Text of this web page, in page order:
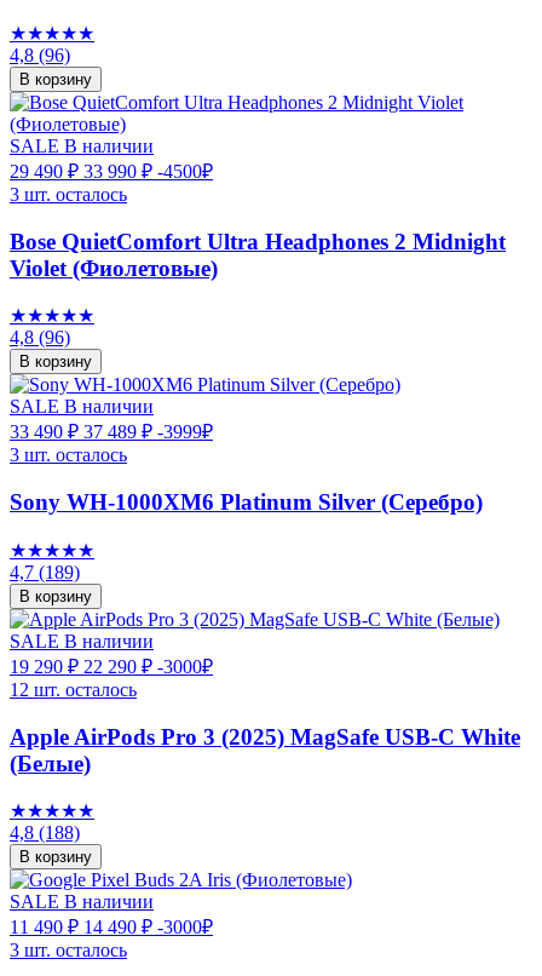
★★★★★
4,8 (96)
В корзину
SALE В наличии
29 490 ₽ 33 990 ₽ -4500₽
3 шт. осталось
Bose QuietComfort Ultra Headphones 2 Midnight
Violet (Фиолетовые)
★★★★★
4,8 (96)
В корзину
SALE В наличии
33 490 ₽ 37 489 ₽ -3999₽
3 шт. осталось
Sony WH-1000XM6 Platinum Silver (Серебро)
★★★★★
4,7 (189)
В корзину
SALE В наличии
19 290 ₽ 22 290 ₽ -3000₽
12 шт. осталось
Apple AirPods Pro 3 (2025) MagSafe USB-C White
(Белые)
★★★★★
4,8 (188)
В корзину
SALE В наличии
11 490 ₽ 14 490 ₽ -3000₽
3 шт. осталось